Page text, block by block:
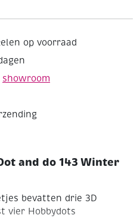
op voorraad
showroom
and do 143 Winter
bevatten drie 3D
vier Hobbydots